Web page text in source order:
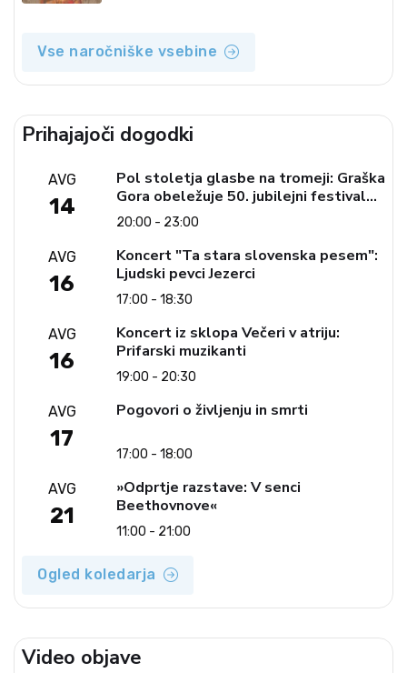
Vse naročniške vsebine
Prihajajoči dogodki
AVG
14
Pol stoletja glasbe na tromeji: Graška
Gora obeležuje 50. jubilejni festival
narodno-zabavne glasbe
20:00 - 23:00
AVG
16
Koncert "Ta stara slovenska pesem":
Ljudski pevci Jezerci
17:00 - 18:30
AVG
16
Koncert iz sklopa Večeri v atriju:
Prifarski muzikanti
19:00 - 20:30
AVG
17
Pogovori o življenju in smrti
17:00 - 18:00
AVG
21
»Odprtje razstave: V senci
Beethovnove«
11:00 - 21:00
Ogled koledarja
Video objave